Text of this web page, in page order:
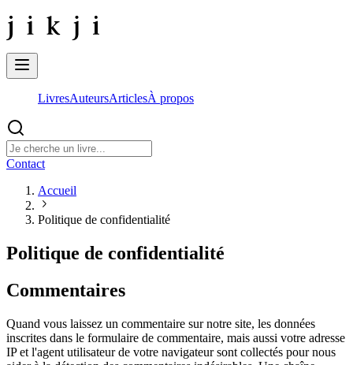
LivresAuteursArticlesÀ propos
Contact
Accueil
Politique de confidentialité
Politique de confidentialité
Commentaires
Quand vous laissez un commentaire sur notre site, les données
inscrites dans le formulaire de commentaire, mais aussi votre adresse
IP et l'agent utilisateur de votre navigateur sont collectés pour nous